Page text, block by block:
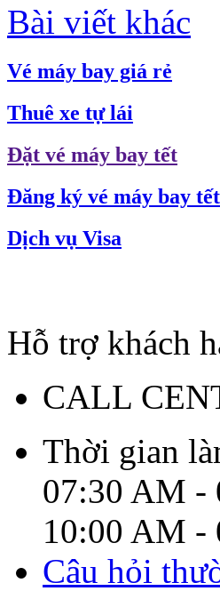
Bài viết khác
Vé máy bay giá rẻ
Thuê xe tự lái
Đặt vé máy bay tết
Đăng ký vé máy bay tết
Dịch vụ Visa
Hỗ trợ khách
CALL
Thời gian
07:30 AM -
10:00 AM -
Câu hỏi